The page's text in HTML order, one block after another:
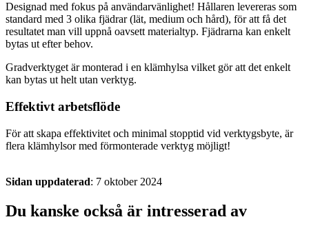
Designad med fokus på användarvänlighet! Hållaren levereras som
standard med 3 olika fjädrar (lät, medium och hård), för att få det
resultatet man vill uppnå oavsett materialtyp. Fjädrarna kan enkelt
bytas ut efter behov.
Gradverktyget är monterad i en klämhylsa vilket gör att det enkelt
kan bytas ut helt utan verktyg.
Effektivt arbetsflöde
För att skapa effektivitet och minimal stopptid vid verktygsbyte, är
flera klämhylsor med förmonterade verktyg möjligt!
Sidan uppdaterad: 7 oktober 2024
Du kanske också är intresserad av